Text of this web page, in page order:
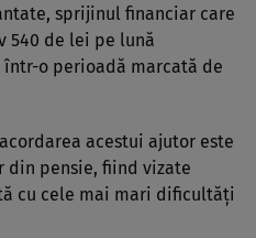
sprijinul financiar care
540 de lei pe lună
o perioadă marcată de
acestui ajutor este
pensie, fiind vizate
cu cele mai mari dificultăți